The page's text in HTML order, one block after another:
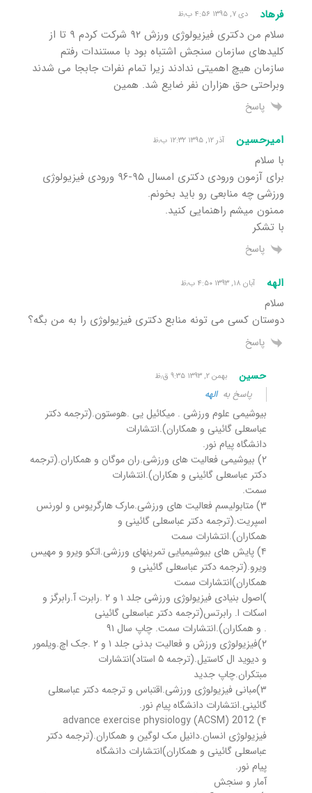
فرهاد دی ۷, ۱۳۹۵ ۴:۵۶ ب٫ظ
سلام من دکتری فیزیولوژی ورزش ۹۲ شرکت کردم ۹ تا از
کلیدهای سازمان سنجش اشتباه بود با مستندات رفتم
سازمان هیچ اهمیتی ندادند زیرا تمام نفرات جابجا می شدند
وبراحتی حق هزاران نفر ضایع شد. همین
پاسخ
امیرحسین آذر ۱۲, ۱۳۹۵ ۱۲:۳۲ ب٫ظ
با سلام
برای آزمون ورودی دکتری امسال ۹۵-۹۶ ورودی فیزیولوژی
ورزشی چه منابعی رو باید بخونم.
ممنون میشم راهنمایی کنید.
با تشکر
پاسخ
الهه آبان ۱۸, ۱۳۹۳ ۴:۵۰ ب٫ظ
سلام
دوستان کسی می تونه منابع دکتری فیزیولوژی را به من بگه؟
پاسخ
حسین بهمن ۲, ۱۳۹۳ ۹:۳۵ ق٫ظ
پاسخ بهالهه
بیوشیمی علوم ورزشی . میکائیل یی .هوستون.(ترجمه دکتر
عباسعلی گائینی و همکاران).انتشارات
دانشگاه پیام نور.
۲) بیوشیمی فعالیت های ورزشی.ران موگان و همکاران.(ترجمه
دکتر عباسعلی گائینی و هکاران).انتشارات
سمت.
۳) متابولیسم فعالیت های ورزشی.مارک هارگریوس و لورنس
اسپریت.(ترجمه دکتر عباسعلی گائینی و
همکاران).انتشارات سمت
۴) پایش های بیوشیمیایی تمرینهای ورزشی.اتکو ویرو و مهیس
ویرو.(ترجمه دکتر عباسعلی گائینی و
همکاران)انتشارات سمت
)اصول بنیادی فیزیولوژی ورزشی جلد ۱ و ۲ .رابرت آ.رابرگز و
اسکات ا. رابرتس(ترجمه دکتر عباسعلی گائینی
. و همکاران).انتشارات سمت. چاپ سال ۹۱
۲)فیزیولوژی ورزش و فعالیت بدنی جلد ۱ و ۲ .جک اچ.ویلمور
و دیوید ال کاستیل.(ترجمه ۵ استاد)انتشارات
مبتکران.چاپ جدید
۳)مبانی فیزیولوژی ورزشی.اقتباس و ترجمه دکتر عباسعلی
گائینی.انتشارات دانشگاه پیام نور.
۴) advance exercise physiology (ACSM) 2012
فیزیولوژی انسان.دانیل مک لوگین و همکاران.(ترجمه دکتر
عباسعلی گائینی و همکاران)انتشارات دانشگاه
پیام نور.
آمار و سنجش